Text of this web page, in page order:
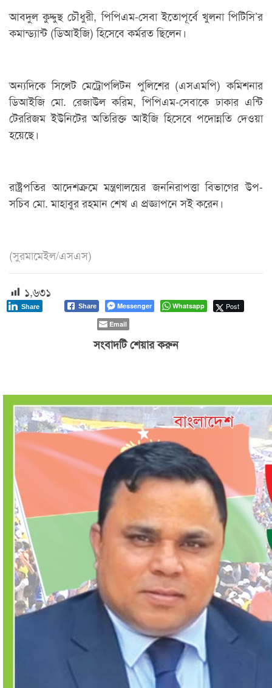
আবদুল কুদ্দুছ চৌধুরী, পিপিএম-সেবা ইতোপূর্বে খুলনা পিটিসি’র
কমান্ড্যান্ট (ডিআইজি) হিসেবে কর্মরত ছিলেন।
অন্যদিকে সিলেট মেট্রোপলিটন পুলিশের (এসএমপি) কমিশনার
ডিআইজি মো. রেজাউল করিম, পিপিএম-সেবাকে ঢাকার এন্টি
টেররিজম ইউনিটের অতিরিক্ত আইজি হিসেবে পদোন্নতি দেওয়া
হয়েছে।
রাষ্ট্রপতির আদেশক্রমে মন্ত্রণালয়ের জননিরাপত্তা বিভাগের উপ-
সচিব মো. মাহাবুর রহমান শেখ এ প্রজ্ঞাপনে সই করেন।
(সুরমামেইল/এসএস)
১,৬৩১
Share Messenger Whatsapp Post
Share
Email
সংবাদটি শেয়ার করুন